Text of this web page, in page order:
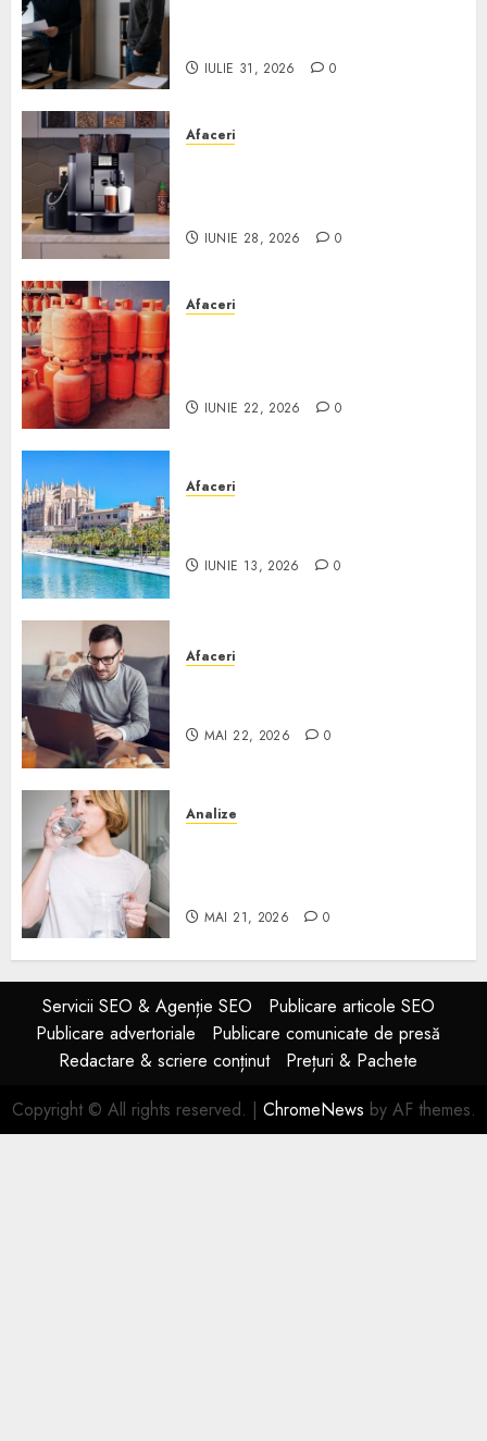
IULIE 31, 2026 0
Afaceri
IUNIE 28, 2026 0
Afaceri
IUNIE 22, 2026 0
Afaceri
IUNIE 13, 2026 0
Afaceri
MAI 22, 2026 0
Analize
MAI 21, 2026 0
Servicii SEO & Agenție SEO
Publicare articole SEO
Publicare advertoriale
Publicare comunicate de presă
Redactare & scriere conținut
Prețuri & Pachete
Copyright © All rights reserved. | ChromeNews by AF themes.